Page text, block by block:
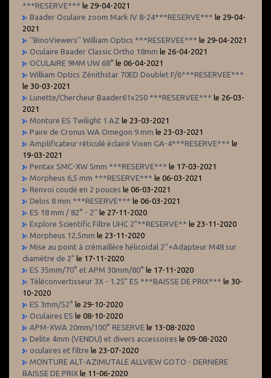
***RESERVE*** le 29-04-2021
Baader Oculaire zoom Mark IV 8-24***RESERVE*** le 29-04-
2021
''BinoViewers'' William Optics ***RESERVEE*** le 29-04-2021
Oculaire Baader Classic Ortho 18mm le 26-04-2021
OCULAIRE 9MM UW 68° le 06-04-2021
William Optics Zénithstar 70ED Doublet F/6***RESERVEE***
le 30-03-2021
Lunette/Chercheur Baader61x250 ***RESERVEE*** le 26-03-
2021
Monture ES Twilight 1 AZ le 23-03-2021
Paire de Cronus WA Omegon 9 mm le 23-03-2021
Amplificateur réticulé éclairé Vixen GA-4***RESERVE*** le
19-03-2021
Pentax SMC-XW 5mm ***RESERVE*** le 17-03-2021
Morpheus 6,5 mm ***RESERVE*** le 06-03-2021
Renvoi coudé en 2 pouces le 06-03-2021
Delos 8 mm ***RESERVE*** le 06-03-2021
ES 18 mm / 82° - 2'' le 27-11-2020
Explore Scientific Filtre UHC 2"**RESERVE** le 23-11-2020
Morpheus 12,5mm le 23-11-2020
Mise au point à crémaillère hélicoidal 2''+Adapteur M48 sur
diamètre de 2" le 17-11-2020
ES 35mm/70° et APM 30mm/80° le 17-11-2020
Téléconvertisseur 3X - 1.25" ES ***BAISSE DE PRIX*** le 30-
10-2020
ES 3mm/52° le 29-10-2020
Oculaires ES le 08-10-2020
APM-XWA 20mm/100° RESERVE le 13-08-2020
Delite 4mm (VENDU) et divers accessoires le 09-08-2020
oculaires et filtre le 23-07-2020
MONTURE ALT-AZIMUTALE ALLVIEW GOTO - DERNIERE
BAISSE DE PRIX le 11-06-2020